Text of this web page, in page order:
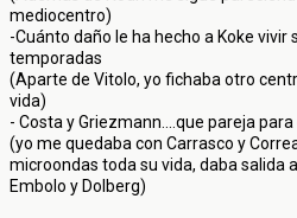
mediocentro)
-Cuánto daño le ha hecho a Koke
temporadas
(Aparte de Vitolo, yo fichaba otro
vida)
- Costa y Griezmann....que pareja
(yo me quedaba con Carrasco y
microondas toda su vida, daba salida
Embolo y Dolberg)